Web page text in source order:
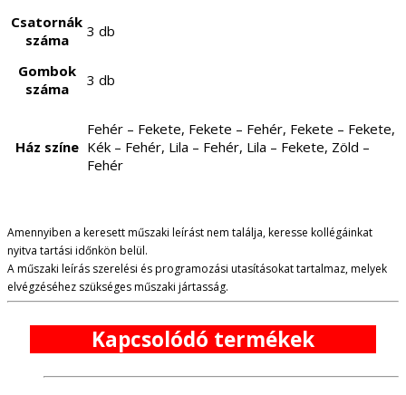
Csatornák
száma
3 db
Gombok
száma
3 db
Ház színe
Fehér – Fekete, Fekete – Fehér, Fekete – Fekete,
Kék – Fehér, Lila – Fehér, Lila – Fekete, Zöld –
Fehér
Amennyiben a keresett műszaki leírást nem találja, keresse kollégáinkat
nyitva tartási időnkön belül.
A műszaki leírás szerelési és programozási utasításokat tartalmaz, melyek
elvégzéséhez szükséges műszaki jártasság.
Kapcsolódó termékek